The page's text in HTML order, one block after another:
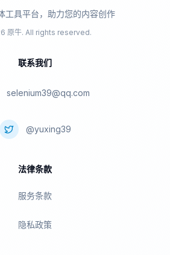
工具平台， 助力您的内容创作
原牛. All rights reserved.
联系我们
selenium39@qq.com
@yuxing39
法律条款
服务条款
隐私政策